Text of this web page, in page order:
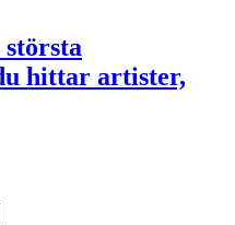
hittar artister,